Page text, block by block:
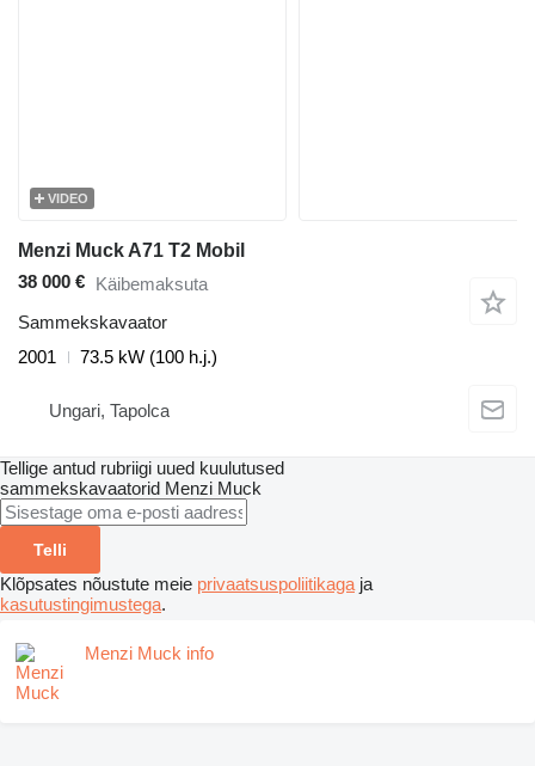
VIDEO
Menzi Muck A71 T2 Mobil
38 000 € Käibemaksuta
Sammekskavaator
2001
73.5 kW (100 h.j.)
Ungari, Tapolca
Tellige antud rubriigi uued kuulutused
sammekskavaatorid Menzi Muck
Telli
Klõpsates nõustute meie privaatsuspoliitikaga ja
kasutustingimustega.
Menzi Muck info